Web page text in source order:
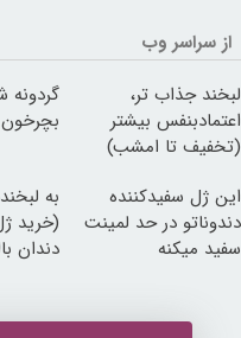
از سراسر وب
لبخند جذاب تر،
اعتمادبنفس بیشتر
(تخفیف تا امشب)
گردونه
بچرخون
این ژل سفیدکننده
دندوناتو در حد لمینت
سفید میکنه
به
(خرید
دندان با40%تخفیف)